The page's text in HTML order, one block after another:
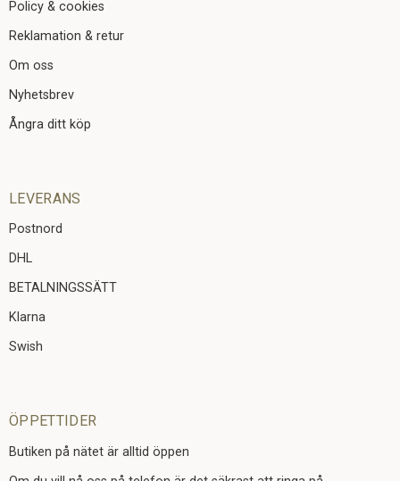
Policy & cookies
Reklamation & retur
Om oss
Nyhetsbrev
Ångra ditt köp
LEVERANS
Postnord
DHL
BETALNINGSSÄTT
Klarna
Swish
ÖPPETTIDER
Butiken på nätet är alltid öppen